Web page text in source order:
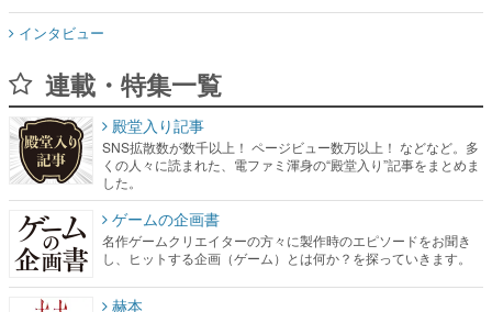
インタビュー
連載・特集一覧
殿堂入り記事
SNS拡散数が数千以上！ ページビュー数万以上！ などなど。多
くの人々に読まれた、電ファミ渾身の“殿堂入り”記事をまとめま
した。
ゲームの企画書
名作ゲームクリエイターの方々に製作時のエピソードをお聞き
し、ヒットする企画（ゲーム）とは何か？を探っていきます。
赫本